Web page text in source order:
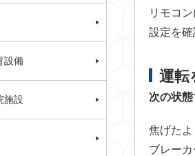
リモコ
設定を
運転
次の状
焦げた
ブレー
設備
施設